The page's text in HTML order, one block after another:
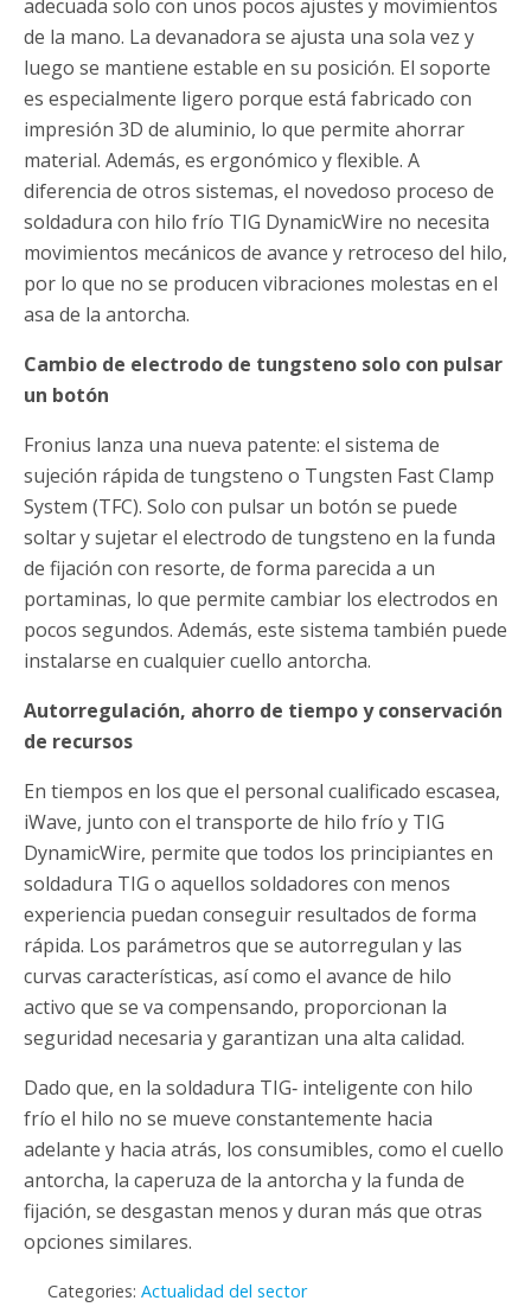
adecuada solo con unos pocos ajustes y movimientos
de la mano. La devanadora se ajusta una sola vez y
luego se mantiene estable en su posición. El soporte
es especialmente ligero porque está fabricado con
impresión 3D de aluminio, lo que permite ahorrar
material. Además, es ergonómico y flexible. A
diferencia de otros sistemas, el novedoso proceso de
soldadura con hilo frío TIG DynamicWire no necesita
movimientos mecánicos de avance y retroceso del hilo,
por lo que no se producen vibraciones molestas en el
asa de la antorcha.
Cambio de electrodo de tungsteno solo con pulsar
un botón
Fronius lanza una nueva patente: el sistema de
sujeción rápida de tungsteno o Tungsten Fast Clamp
System (TFC). Solo con pulsar un botón se puede
soltar y sujetar el electrodo de tungsteno en la funda
de fijación con resorte, de forma parecida a un
portaminas, lo que permite cambiar los electrodos en
pocos segundos. Además, este sistema también puede
instalarse en cualquier cuello antorcha.
Autorregulación, ahorro de tiempo y conservación
de recursos
En tiempos en los que el personal cualificado escasea,
iWave, junto con el transporte de hilo frío y TIG
DynamicWire, permite que todos los principiantes en
soldadura TIG o aquellos soldadores con menos
experiencia puedan conseguir resultados de forma
rápida. Los parámetros que se autorregulan y las
curvas características, así como el avance de hilo
activo que se va compensando, proporcionan la
seguridad necesaria y garantizan una alta calidad.
Dado que, en la soldadura TIG‑ inteligente con hilo
frío el hilo no se mueve constantemente hacia
adelante y hacia atrás, los consumibles, como el cuello
antorcha, la caperuza de la antorcha y la funda de
fijación, se desgastan menos y duran más que otras
opciones similares.
Categories: Actualidad del sector